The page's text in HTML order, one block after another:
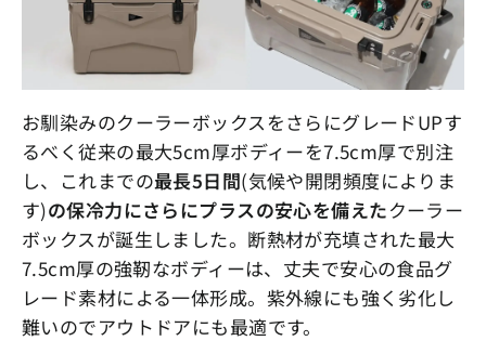
お馴染みのクーラーボックスをさらにグレードUPす
るべく従来の最大5cm厚ボディーを7.5cm厚で別注
し、これまでの最長5日間(気候や開閉頻度によりま
す)の保冷力にさらにプラスの安心を備えたクーラー
ボックスが誕生しました。断熱材が充填された最大
7.5cm厚の強靭なボディーは、丈夫で安心の食品グ
レード素材による一体形成。紫外線にも強く劣化し
難いのでアウトドアにも最適です。